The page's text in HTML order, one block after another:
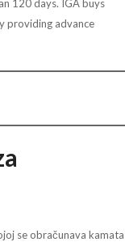
120 days. IGA buys
providing advance
se obračunava kamata